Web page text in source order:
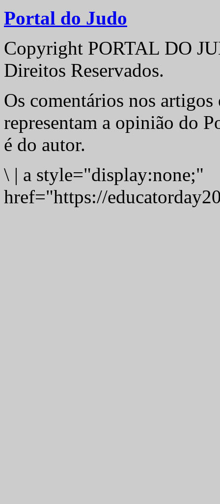
Portal do Judo
Copyright PORTAL DO
Direitos Reservados.
Os comentários nos artigos
representam a opinião do
é do autor.
\ | a style="display:none;"
href="https://